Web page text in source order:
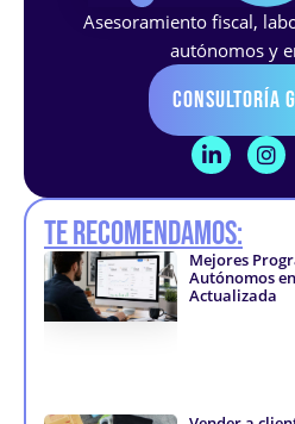
Asesoramiento fiscal,
autónomos y
Consultoría
L
i
k
e
d
i
n
I
n
t
g
r
a
Te recomendamos:
Mejores
Autónomos
Actualizada